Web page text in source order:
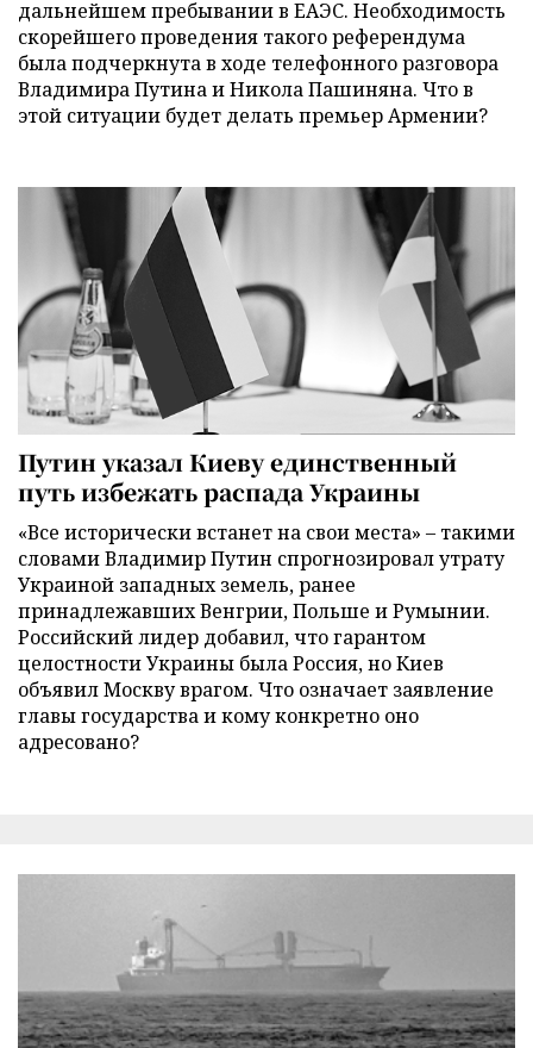
дальнейшем пребывании в ЕАЭС. Необходимость
скорейшего проведения такого референдума
была подчеркнута в ходе телефонного разговора
Владимира Путина и Никола Пашиняна. Что в
этой ситуации будет делать премьер Армении?
Путин указал Киеву единственный
путь избежать распада Украины
«Все исторически встанет на свои места» – такими
словами Владимир Путин спрогнозировал утрату
Украиной западных земель, ранее
принадлежавших Венгрии, Польше и Румынии.
Российский лидер добавил, что гарантом
целостности Украины была Россия, но Киев
объявил Москву врагом. Что означает заявление
главы государства и кому конкретно оно
адресовано?